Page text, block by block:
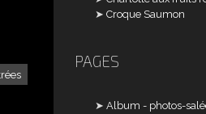
Croque Saumon
PAGES
Album - photos-